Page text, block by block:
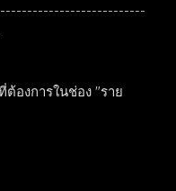
องการในช่อง "ราย